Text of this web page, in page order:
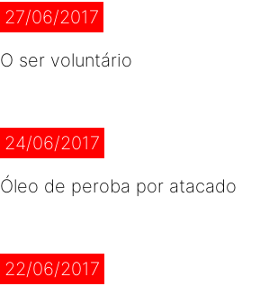
27/06/2017
O ser voluntário
24/06/2017
Óleo de peroba por atacado
22/06/2017